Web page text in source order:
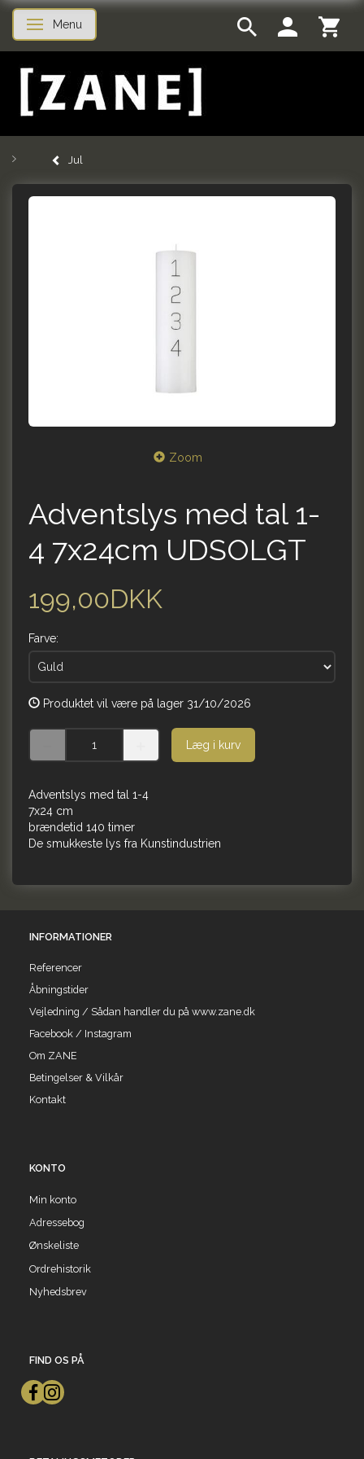
Skifte navigation
Menu
Jul
Zoom
Adventslys med tal 1-
4 7x24cm UDSOLGT
199,00DKK
Farve:
Produktet vil være på lager 31/10/2026
Læg i kurv
Adventslys med tal 1-4
7x24 cm
brændetid 140 timer
De smukkeste lys fra Kunstindustrien
INFORMATIONER
Referencer
Åbningstider
Vejledning / Sådan handler du på www.zane.dk
Facebook / Instagram
Om ZANE
Betingelser & Vilkår
Kontakt
KONTO
Min konto
Adressebog
Ønskeliste
Ordrehistorik
Nyhedsbrev
FIND OS PÅ